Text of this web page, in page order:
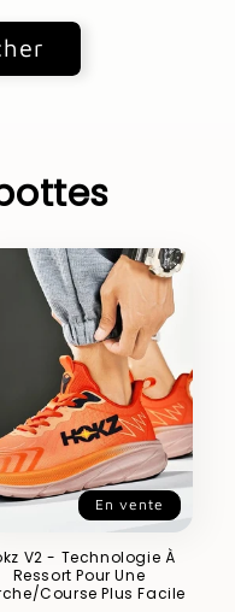
En vente
V2 - Technologie À
Ressort Pour Une
Course Plus Facile